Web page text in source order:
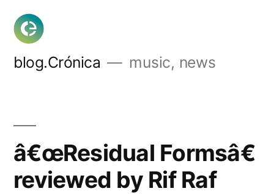
Skip
content
blog.Crónica music, news
â€œResidual Formsâ€
reviewed by Rif Raf